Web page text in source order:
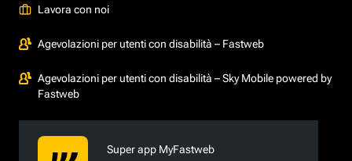
Lavora con noi
Agevolazioni per utenti con disabilità – Fastweb
Agevolazioni per utenti con disabilità – Sky Mobile powered by
Fastweb
Super app MyFastweb